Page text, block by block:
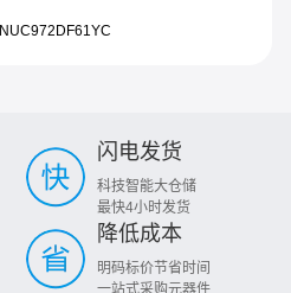
NUC972DF61YC
闪电发货
科技智能大仓储
最快4小时发货
降低成本
明码标价节省时间
一站式采购元器件